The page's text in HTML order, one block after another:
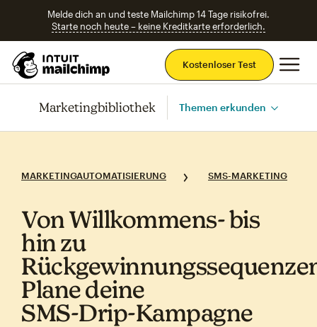
Melde dich an und teste Mailchimp 14 Tage risikofrei.
Starte noch heute – keine Kreditkarte erforderlich.
Kostenloser Test
Marketingbibliothek Themen erkunden
MARKETINGAUTOMATISIERUNG SMS-MARKETING
Von Willkommens‑ bis
hin zu
Plane deine
SMS‑Drip‑Kampagne